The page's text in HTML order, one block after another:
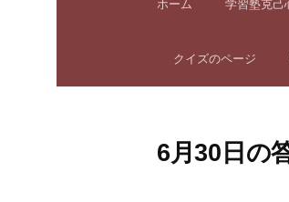
ホーム 学習塾克己
クイズのページ
6月30日の